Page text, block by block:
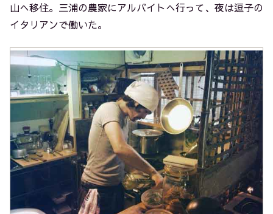
山へ移住。三浦の農家にアルバイトへ行って、夜は逗子の
イタリアンで働いた。